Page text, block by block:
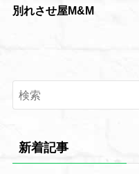
別れさせ屋M&M
新着記事